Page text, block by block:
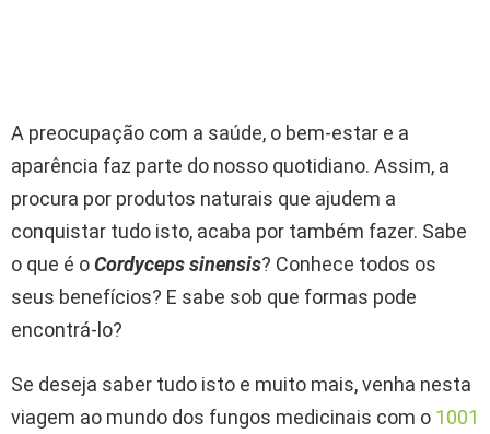
A preocupação com a saúde, o bem-estar e a
aparência faz parte do nosso quotidiano. Assim, a
procura por produtos naturais que ajudem a
conquistar tudo isto, acaba por também fazer. Sabe
o que é oCordyceps sinensis? Conhece todos os
seus benefícios? E sabe sob que formas pode
encontrá-lo?
Se deseja saber tudo isto e muito mais, venha nesta
viagem ao mundo dos fungos medicinais com o 1001